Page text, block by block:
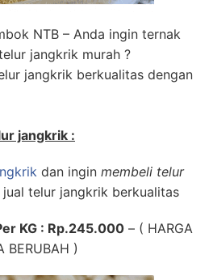
NTB – Anda ingin ternak
jangkrik murah ?
jangkrik berkualitas dengan
jangkrik :
dan ingin membeli telur
telur jangkrik berkualitas
KG : Rp.245.000 – ( HARGA
BERUBAH )